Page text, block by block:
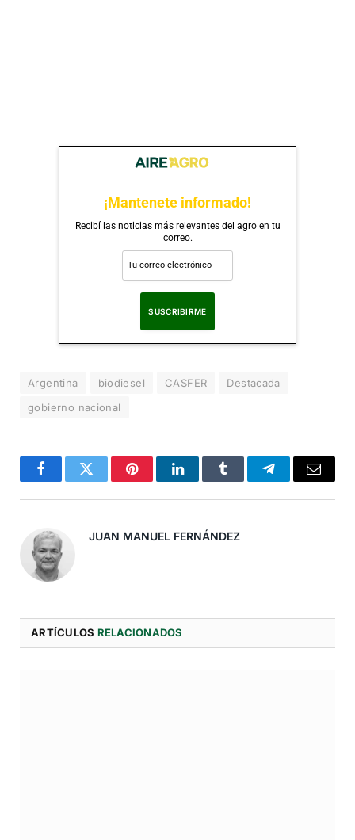
¡Mantenete informado!
Recibí las noticias más relevantes del agro en tu
correo.
Argentina biodiesel CASFER
Destacada
gobierno nacional
FacebookTwitter PinterestLinkedInTumblr TelegramCorreo
JUAN MANUEL FERNÁNDEZ
ARTÍCULOS RELACIONADOS